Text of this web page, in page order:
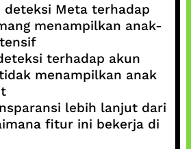
deteksi Meta terhadap
menampilkan anak-
terhadap akun
menampilkan anak
lebih lanjut dari
fitur ini bekerja di